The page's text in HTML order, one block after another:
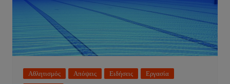
Αθλητισμός Απόψεις Ειδήσεις
Εργασία